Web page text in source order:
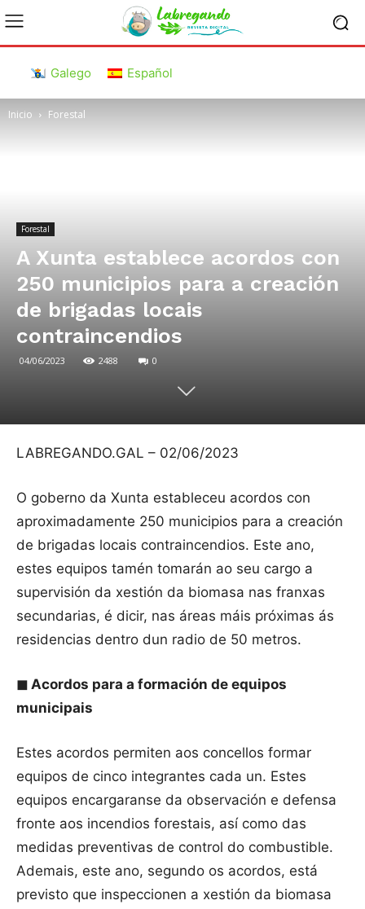
Galego Español
Inicio Forestal
Forestal
A Xunta establece acordos con
250 municipios para a creación
de brigadas locais
contraincendios
04/06/2023 2488 0
LABREGANDO.GAL – 02/06/2023
O goberno da Xunta estableceu acordos con
aproximadamente 250 municipios para a creación
de brigadas locais contraincendios. Este ano,
estes equipos tamén tomarán ao seu cargo a
supervisión da xestión da biomasa nas franxas
secundarias, é dicir, nas áreas máis próximas ás
residencias dentro dun radio de 50 metros.
◼ Acordos para a formación de equipos
municipais
Estes acordos permiten aos concellos formar
equipos de cinco integrantes cada un. Estes
equipos encargaranse da observación e defensa
fronte aos incendios forestais, así como das
medidas preventivas de control do combustible.
Ademais, este ano, segundo os acordos, está
previsto que inspeccionen a xestión da biomasa